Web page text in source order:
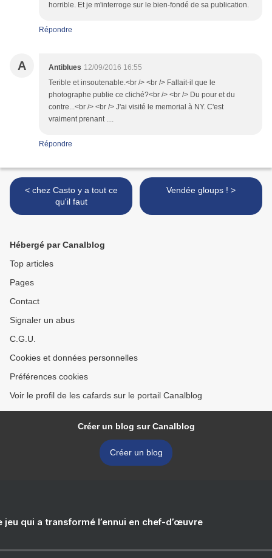
horrible. Et je m'interroge sur le bien-fondé de sa publication.
Répondre
A Antiblues 12/09/2016 16:55
Terible et insoutenable.<br /> <br /> Fallait-il que le
photographe publie ce cliché?<br /> <br /> Du pour et du
contre...<br /> <br /> J'ai visité le memorial à NY. C'est
vraiment prenant ....
Répondre
< chez Casto y a tout ce
qu'il faut
Vendée gloups ! >
Hébergé par Canalblog
Top articles
Pages
Contact
Signaler un abus
C.G.U.
Cookies et données personnelles
Préférences cookies
Voir le profil de les cafards sur le portail Canalblog
Créer un blog sur Canalblog
Créer un blog
jeu qui a transformé l’ennui en chef-d’œuvre